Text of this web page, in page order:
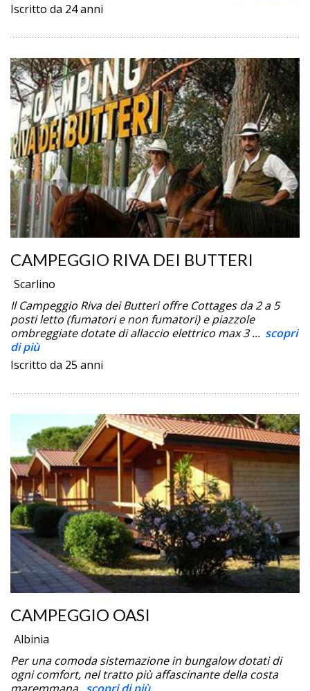
Iscritto da 24 anni
CAMPEGGIO RIVA DEI BUTTERI
Scarlino
Il Campeggio Riva dei Butteri offre Cottages da 2 a 5
posti letto (fumatori e non fumatori) e piazzole
ombreggiate dotate di allaccio elettrico max 3 ... scopri
di più
Iscritto da 25 anni
CAMPEGGIO OASI
Albinia
Per una comoda sistemazione in bungalow dotati di
ogni comfort, nel tratto più affascinante della costa